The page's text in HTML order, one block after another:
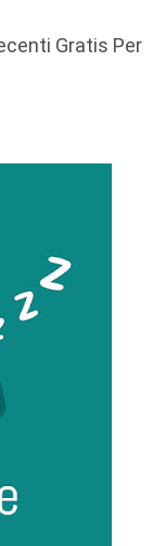
Gratis Per